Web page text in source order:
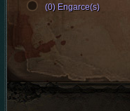
(0) Engarce(s)